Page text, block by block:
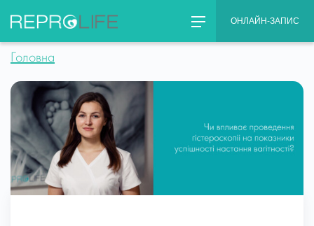
content
ОНЛАЙН-ЗАПИС
Головна